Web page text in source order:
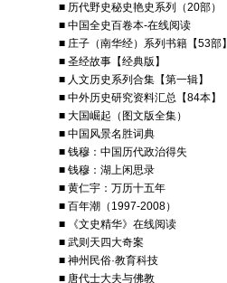
■ 历代野史秘史艳史系列（20部）
■ 中国全史百卷本-在线阅读
■ 庄子（南华经）系列书籍【53部】
■ 圣经故事【经典版】
■ 人文历史系列合集【第一辑】
■ 中外历史研究资料汇总【84本】
■ 大国崛起（图文版全集）
■ 中国风景名胜词典
■ 钱穆：中国历代政治得失
■ 钱穆：湖上闲思录
■ 黄仁宇：万历十五年
■ 百年潮（1997-2008）
■ 《文史精华》在线阅读
■ 武则天四大奇案
■ 神州民俗·教育科技
■ 唐代士大夫与佛教